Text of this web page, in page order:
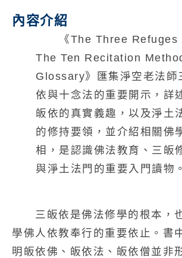
內容介紹
《The Three Refuges
The Ten Recitation
Glossary》匯集淨空老法師
依與十念法的重要開示，詳
皈依的真實義趣，以及淨土
的修持要領，並介紹相關佛
相，是認識佛法教育、三皈
與淨土法門的重要入門讀物。
三皈依是佛法修學的根本，
學佛人依教奉行的重要依止。書
明皈依佛、皈依法、皈依僧並非